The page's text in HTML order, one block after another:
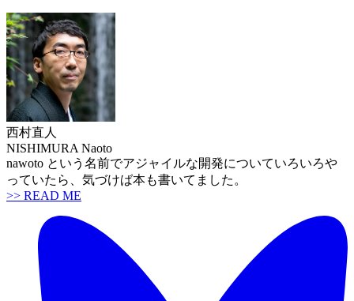
西村直人
NISHIMURA Naoto
nawoto という名前でアジャイルな開発についていろいろや
っていたら、気づけば本も書いてました。
>> READ ME